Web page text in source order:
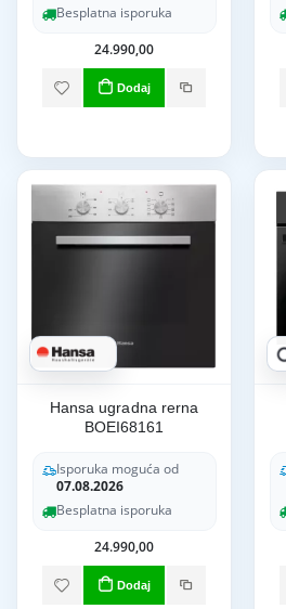
Besplatna isporuka
24.990,00
Dodaj
Hansa ugradna rerna
BOEI68161
Isporuka moguća od
07.08.2026
Besplatna isporuka
24.990,00
Dodaj